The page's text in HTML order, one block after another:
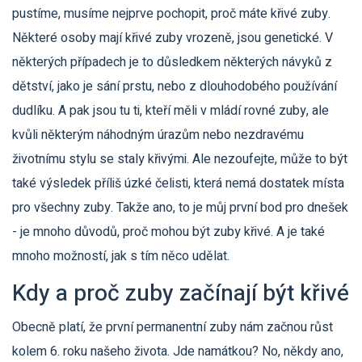
pustíme, musíme nejprve pochopit, proč máte křivé zuby.
Některé osoby mají křivé zuby vrozeně, jsou genetické. V
některých případech je to důsledkem některých návyků z
dětství, jako je sání prstu, nebo z dlouhodobého používání
dudlíku. A pak jsou tu ti, kteří měli v mládí rovné zuby, ale
kvůli některým náhodným úrazům nebo nezdravému
životnímu stylu se staly křivými. Ale nezoufejte, může to být
také výsledek příliš úzké čelisti, která nemá dostatek místa
pro všechny zuby. Takže ano, to je můj první bod pro dnešek
- je mnoho důvodů, proč mohou být zuby křivé. A je také
mnoho možností, jak s tím něco udělat.
Kdy a proč zuby začínají být křivé
Obecně platí, že první permanentní zuby nám začnou růst
kolem 6. roku našeho života. Jde namátkou? No, někdy ano,